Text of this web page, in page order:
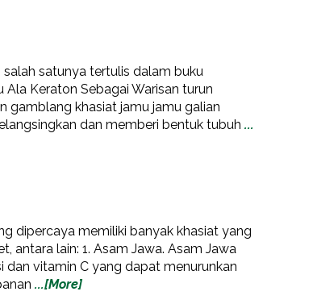
satunya tertulis dalam buku
Keraton Sebagai Warisan turun
gamblang khasiat jamu jamu galian
dan memberi bentuk tubuh ...
dipercaya memiliki banyak khasiat yang
antara lain: 1. Asam Jawa. Asam Jawa
vitamin C yang dapat menurunkan
...[More]